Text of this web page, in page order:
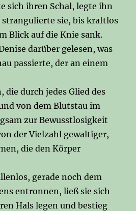
sich ihren Schal, legte ihn
sie, bis kraftlos
Blick auf die Knie sank.
darüber gelesen, was
passierte, der an einem
die durch jedes Glied des
von dem Blutstau im
zur Bewusstlosigkeit
der Vielzahl gewaltiger,
die den Körper
gerade noch dem
entronnen, ließ sie sich
Hals legen und bestieg